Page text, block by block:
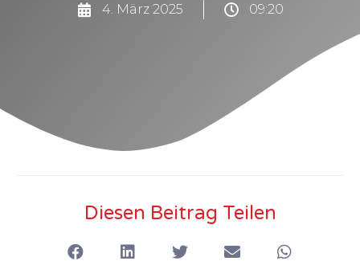
4. März 2025 09:20
Diesen Beitrag Teilen